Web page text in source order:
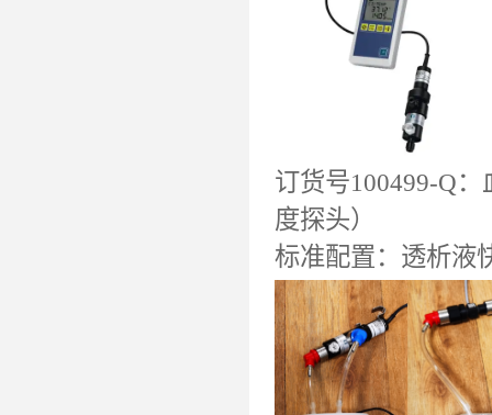
订货号100499-Q
度探头）
标准配置：透析液